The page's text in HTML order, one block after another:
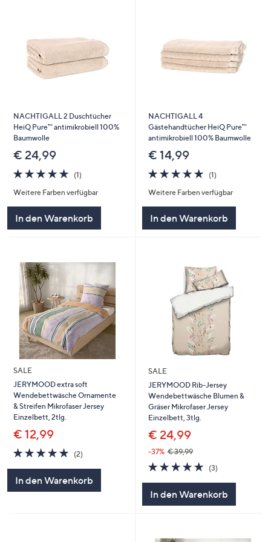
NACHTIGALL 2 Duschtücher
HeiQ Pure™ antimikrobiell 100%
Baumwolle
€ 24,99
5.0
von
5
(1)
Weitere Farben verfügbar
In den Warenkorb
NACHTIGALL 4
Gästehandtücher HeiQ Pure™
antimikrobiell 100% Baumwolle
€ 14,99
5.0
von
5
(1)1
Weitere Farben verfügbar
In den Warenkorb
SALE
JERYMOOD extra soft
Wendebettwäsche Ornamente
& Streifen Mikrofaser Jersey
Einzelbett, 2tlg.
€ 12,99
5.0
von
5
(2)
In den Warenkorb
SALE
JERYMOOD Rib-Jersey
Wendebettwäsche Blumen &
Gräser Mikrofaser Jersey
Einzelbett, 3tlg.
€ 24,99
-37% € 39,99
5.0
von
5
(3)
In den Warenkorb